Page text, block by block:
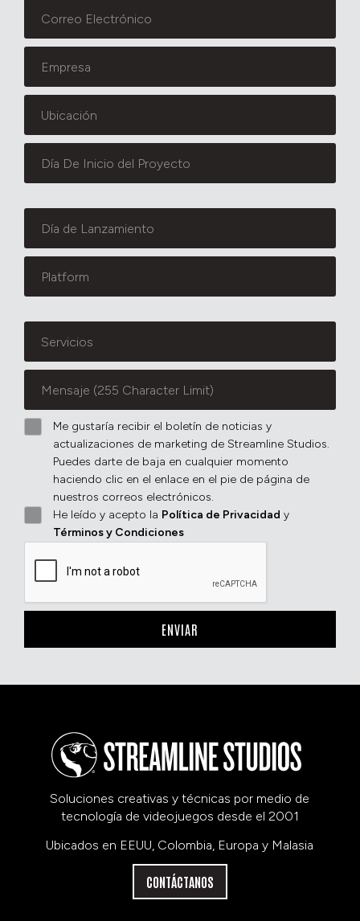
Me gustaría recibir el boletín de noticias y
actualizaciones de marketing de Streamline Studios.
Puedes darte de baja en cualquier momento
haciendo clic en el enlace en el pie de página de
nuestros correos electrónicos.
He leído y acepto la Política de Privacidad y
Términos y Condiciones
Soluciones creativas y técnicas por medio de
tecnología de videojuegos desde el 2001
Ubicados en EEUU, Colombia, Europa y Malasia
CONTÁCTANOS